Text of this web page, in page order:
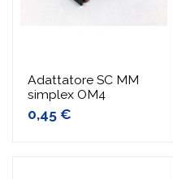
Adattatore SC MM
simplex OM4
0,45 €